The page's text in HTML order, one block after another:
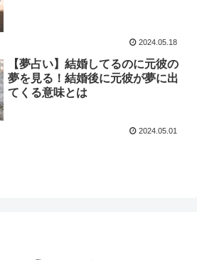
2024.05.18
【夢占い】結婚してるのに元彼の
夢を見る！結婚後に元彼が夢に出
てくる意味とは
2024.05.01